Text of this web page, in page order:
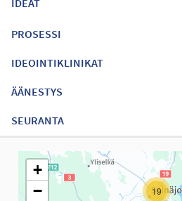
PROSESSI
IDEOINTIKLINIKAT
ÄÄNESTYS
SEURANTA
Seuraavassa elementissä on
19
+
−